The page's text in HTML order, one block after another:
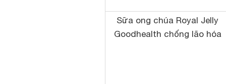
Sữa ong chúa Royal Jelly
Goodhealth chống lão hóa